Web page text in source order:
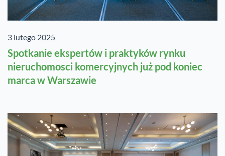
3 lutego 2025
Spotkanie ekspertów i praktyków rynku
nieruchomosci komercyjnych już pod koniec
marca w Warszawie